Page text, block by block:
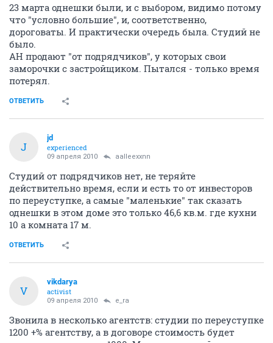
23 марта однешки были, и с выбором, видимо потому
что "условно большие", и, соответственно,
дороговаты. И практически очередь была. Студий не
было.
АН продают "от подрядчиков", у которых свои
заморочки с застройщиком. Пытался - только время
потерял.
ОТВЕТИТЬ
J
jd
experienced
09 апреля 2010 aalleexxnn
Студий от подрядчиков нет, не теряйте
действительно время, если и есть то от инвесторов
по переуступке, а самые "маленькие" так сказать
однешки в этом доме это только 46,6 кв.м. где кухни
10 а комната 17 м.
ОТВЕТИТЬ
V
vikdarya
activist
09 апреля 2010 e_ra
Звонила в несколько агентств: студии по переуступке
1200 +% агентству, а в договоре стоимость будет